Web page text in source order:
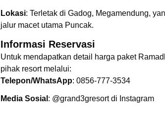
Lokasi: Terletak di Gadog, Megamendung,
jalur macet utama Puncak.
Informasi Reservasi
Untuk mendapatkan detail harga paket
pihak resort melalui:
Telepon/WhatsApp: 0856-777-3534
Media Sosial : @grand3gresortdi Instagram